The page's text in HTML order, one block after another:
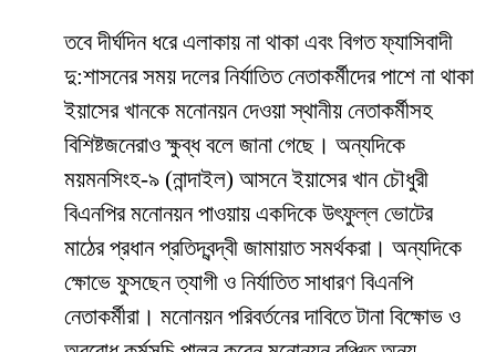
তবে দীর্ঘদিন ধরে এলাকায় না থাকা এবং বিগত ফ্যাসিবাদী
দু:শাসনের সময় দলের নির্যাতিত নেতাকর্মীদের পাশে না থাকা
ইয়াসের খানকে মনোনয়ন দেওয়া স্থানীয় নেতাকর্মীসহ
বিশিষ্টজনেরাও ক্ষুব্ধ বলে জানা গেছে। অন্যদিকে
ময়মনসিংহ-৯ (নান্দাইল) আসনে ইয়াসের খান চৌধুরী
বিএনপির মনোনয়ন পাওয়ায় একদিকে উৎফুল্ল ভোটের
মাঠের প্রধান প্রতিদ্বন্দ্বী জামায়াত সমর্থকরা। অন্যদিকে
ক্ষোভে ফুসছেন ত্যাগী ও নির্যাতিত সাধারণ বিএনপি
নেতাকর্মীরা। মনোনয়ন পরিবর্তনের দাবিতে টানা বিক্ষোভ ও